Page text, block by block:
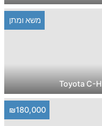
משא ומתן
₪180,000